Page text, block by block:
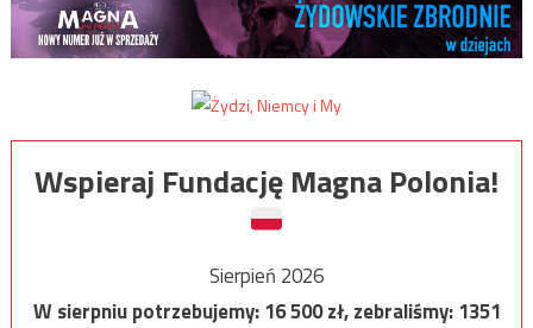
Wspieraj Fundację Magna Polonia!
Sierpień 2026
W sierpniu potrzebujemy:16 500zł, zebraliśmy:1351